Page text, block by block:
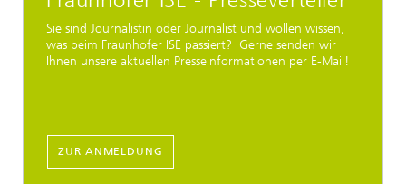
Sie sind Journalistin oder Journalist und wollen wissen,
was beim Fraunhofer ISE passiert? Gerne senden wir
Ihnen unsere aktuellen Presseinformationen per E-Mail!
ZUR ANMELDUNG